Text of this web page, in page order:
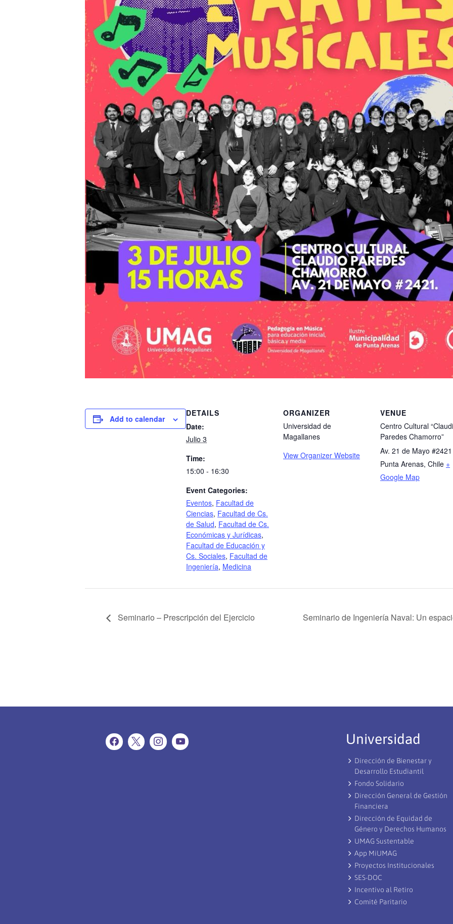
Add to calendar
DETAILS
Date:
Julio 3
Time:
15:00 - 16:30
Event Categories:
Eventos, Facultad de
Ciencias, Facultad de Cs.
de Salud, Facultad de Cs.
Económicas y Jurídicas,
Facultad de Educación y
Cs. Sociales, Facultad de
Ingeniería, Medicina
ORGANIZER
Universidad de
Magallanes
View Organizer Website
VENUE
Centro Cultural
Paredes Chamorro”
Av. 21 de Mayo #2421
Punta Arenas, Chile +
Google Map
Seminario – Prescripción del Ejercicio Seminario de Ingeniería Naval: Un
Universidad
Dirección de Bienestar y
Desarrollo Estudiantil
Fondo Solidario
Dirección General de Gestión
Financiera
Dirección de Equidad de
Género y Derechos Humanos
UMAG Sustentable
App MiUMAG
Proyectos Institucionales
SES-DOC
Incentivo al Retiro
Comité Paritario